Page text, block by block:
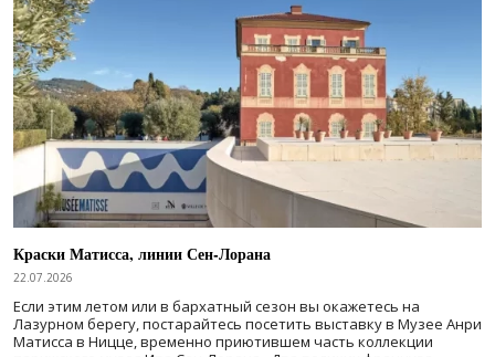
Краски Матисса, линии Сен-Лорана
22.07.2026
Если этим летом или в бархатный сезон вы окажетесь на
Лазурном берегу, постарайтесь посетить выставку в Музее Анри
Матисса в Ницце, временно приютившем часть коллекции